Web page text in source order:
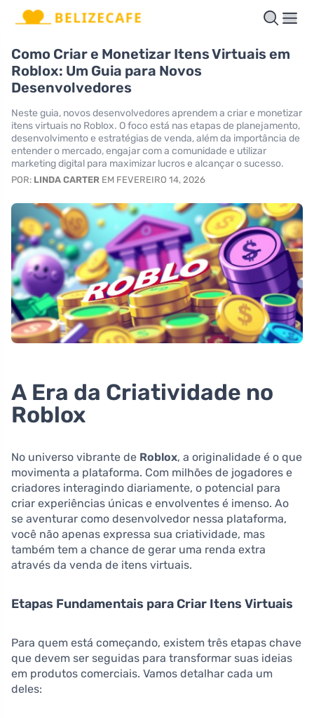
Como Criar e Monetizar Itens Virtuais em
Roblox: Um Guia para Novos
Desenvolvedores
Neste guia, novos desenvolvedores aprendem a criar e monetizar
itens virtuais no Roblox. O foco está nas etapas de planejamento,
desenvolvimento e estratégias de venda, além da importância de
entender o mercado, engajar com a comunidade e utilizar
marketing digital para maximizar lucros e alcançar o sucesso.
POR: LINDA CARTER EM FEVEREIRO 14, 2026
A Era da Criatividade no
Roblox
No universo vibrante de Roblox, a originalidade é o que
movimenta a plataforma. Com milhões de jogadores e
criadores interagindo diariamente, o potencial para
criar experiências únicas e envolventes é imenso. Ao
se aventurar como desenvolvedor nessa plataforma,
você não apenas expressa sua criatividade, mas
também tem a chance de gerar uma renda extra
através da venda de itens virtuais.
Etapas Fundamentais para Criar Itens Virtuais
Para quem está começando, existem três etapas chave
que devem ser seguidas para transformar suas ideias
em produtos comerciais. Vamos detalhar cada um
deles: